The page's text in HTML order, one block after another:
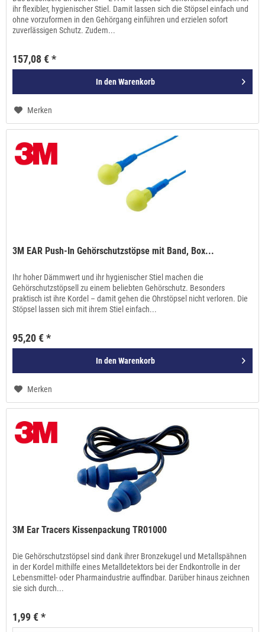
ihr flexibler, hygienischer Stiel. Damit lassen sich die Stöpsel einfach und
ohne vorzuformen in den Gehörgang einführen und erzielen sofort
zuverlässigen Schutz. Zudem...
157,08 € *
In denWarenkorb
Merken
3M EAR Push-In Gehörschutzstöpse mit Band, Box...
Ihr hoher Dämmwert und ihr hygienischer Stiel machen die
Gehörschutzstöpsell zu einem beliebten Gehörschutz. Besonders
praktisch ist ihre Kordel – damit gehen die Ohrstöpsel nicht verloren. Die
Stöpsel lassen sich mit ihrem Stiel einfach...
95,20 € *
In denWarenkorb
Merken
3M Ear Tracers Kissenpackung TR01000
Die Gehörschutzstöpsel sind dank ihrer Bronzekugel und Metallspähnen
in der Kordel mithilfe eines Metalldetektors bei der Endkontrolle in der
Lebensmittel- oder Pharmaindustrie auffindbar. Darüber hinaus zeichnen
sie sich durch...
1,99 € *